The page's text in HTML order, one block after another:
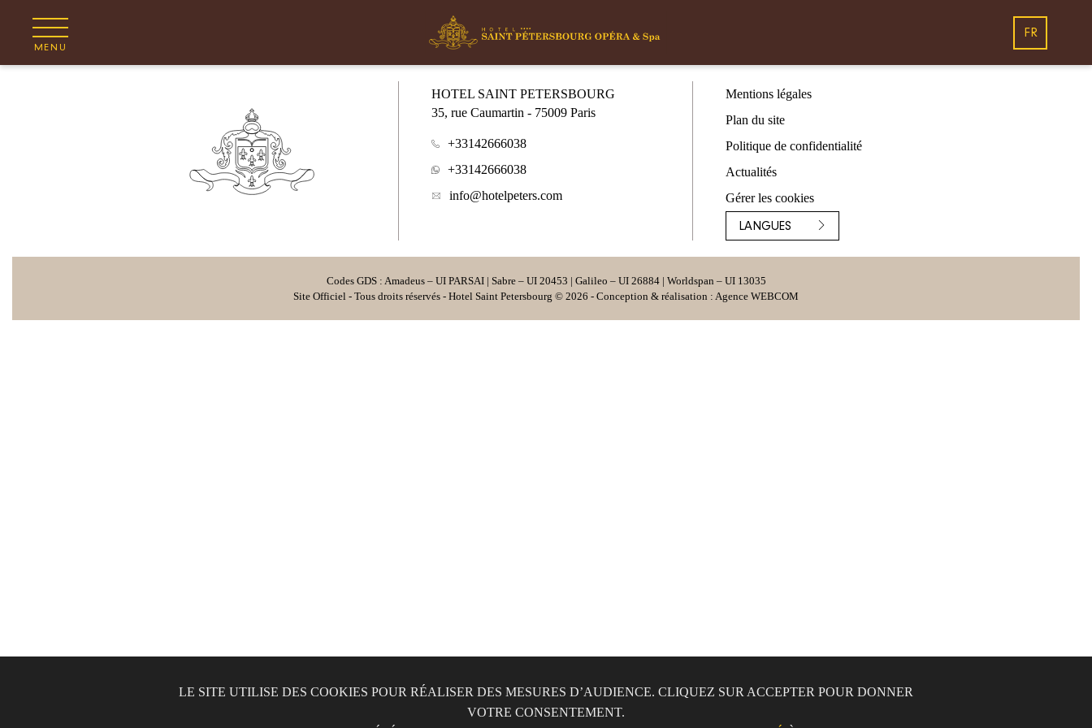
MENU
FR
HOTEL SAINT PETERSBOURG
35, rue Caumartin - 75009 Paris
+33142666038
+33142666038
info@hotelpeters.com
Mentions légales
Plan du site
Politique de confidentialité
Actualités
Gérer les cookies
LANGUES
Codes GDS : Amadeus – UI PARSAI | Sabre – UI 20453 | Galileo – UI 26884 | Worldspan – UI 13035
Site Officiel - Tous droits réservés - Hotel Saint Petersbourg © 2026 - Conception & réalisation : Agence WEBCOM
LE SITE UTILISE DES COOKIES POUR RÉALISER DES MESURES D’AUDIENCE. CLIQUEZ SUR ACCEPTER POUR DONNER
VOTRE CONSENTEMENT.